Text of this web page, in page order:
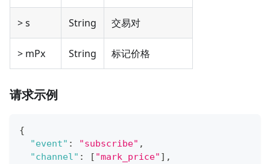
> s String 交易对
> mPx String 标记价格
请求示例
{
"event" : "subscribe" ,
"channel" : [ "mark_price" ] ,